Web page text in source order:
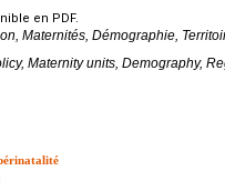
en PDF.
Maternités, Démographie,
Maternity units, Demography,